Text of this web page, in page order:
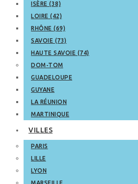
ISÈRE (38)
LOIRE (42)
RHÔNE (69)
SAVOIE (73)
HAUTE SAVOIE (74)
DOM-TOM
GUADELOUPE
GUYANE
LA RÉUNION
MARTINIQUE
VILLES
PARIS
LILLE
LYON